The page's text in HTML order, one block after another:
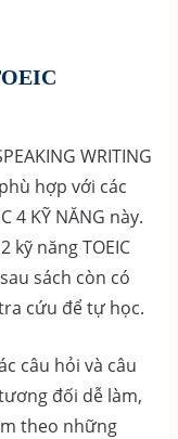
WRITING
hợp với các
4 KỸ NĂNG này.
kỹ năng TOEIC
sau sách còn có
cứu để tự học.
câu hỏi và câu
đối dễ làm,
theo những